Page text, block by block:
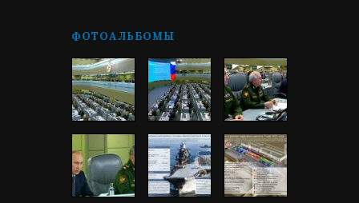
ФОТОАЛЬБОМЫ